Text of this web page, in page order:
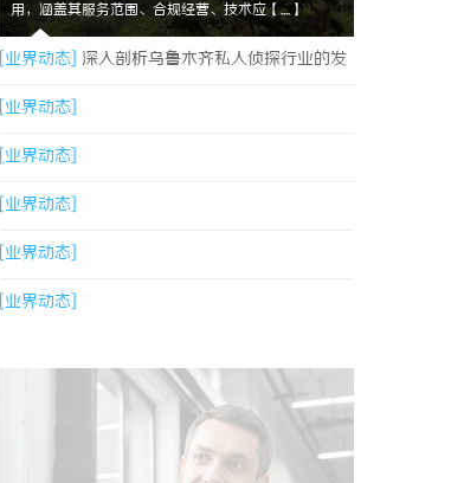
用，涵盖其服务范围、合规经营、技术应【....】
[业界动态] 深入剖析乌鲁木齐私人侦探行业的发
展与应用现状
[业界动态]
[业界动态]
[业界动态]
[业界动态]
[业界动态]